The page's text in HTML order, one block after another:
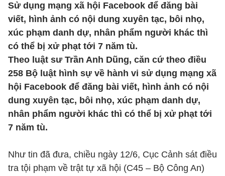
Sử dụng mạng xã hội Facebook để đăng bài
viết, hình ảnh có nội dung xuyên tạc, bôi nhọ,
xúc phạm danh dự, nhân phẩm người khác thì
có thể bị xử phạt tới 7 năm tù.
Theo luật sư Trần Anh Dũng, căn cứ theo điều
258 Bộ luật hình sự về hành vi sử dụng mạng xã
hội Facebook để đăng bài viết, hình ảnh có nội
dung xuyên tạc, bôi nhọ, xúc phạm danh dự,
nhân phẩm người khác thì có thể bị xử phạt tới
7 năm tù.
Như tin đã đưa, chiều ngày 12/6, Cục Cảnh sát điều
tra tội phạm về trật tự xã hội (C45 – Bộ Công An)